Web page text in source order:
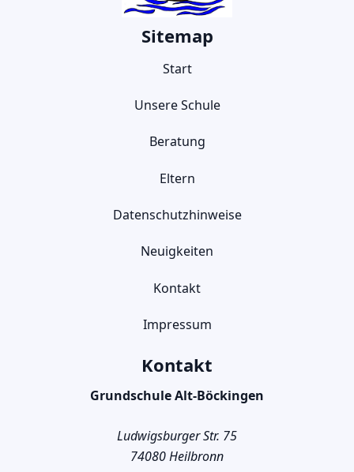
Sitemap
Start
Unsere Schule
Beratung
Eltern
Datenschutzhinweise
Neuigkeiten
Kontakt
Impressum
Kontakt
Grundschule Alt-Böckingen
Ludwigsburger Str. 75
74080 Heilbronn